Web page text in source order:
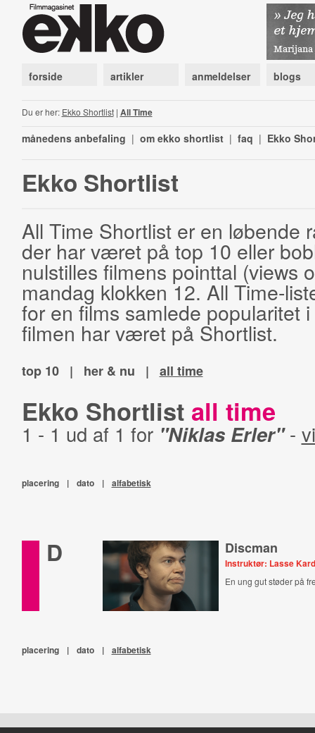
forside artikler anmeldelser blogs
Du er her: Ekko Shortlist| All Time
månedens anbefaling | om ekko shortlist | faq | Ekko
Ekko Shortlist
All Time Shortlist er en løbende
der har været på top 10 eller
nulstilles filmens pointtal (views
mandag klokken 12. All Time-
for en films samlede popularitet
filmen har været på Shortlist.
top 10 | her & nu | all time
Ekko Shortlist all time
1 - 1 ud af 1 for "Niklas Erler"-
placering | dato | alfabetisk
D Discman
Instruktør: Lasse
En ung gut støder på
placering | dato | alfabetisk